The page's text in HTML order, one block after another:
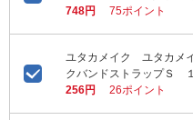
748円
75ポイント
ユタカメイク ユタカメ
クバンドストラップＳ
256円
26ポイント